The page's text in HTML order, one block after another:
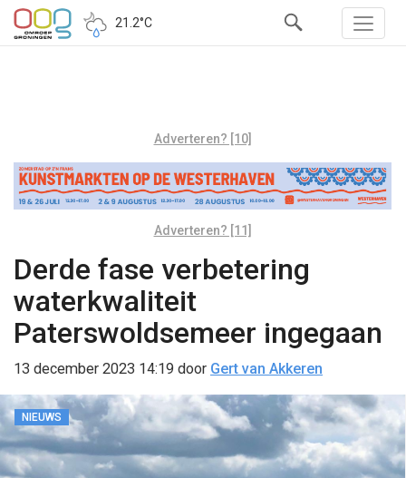
21.2°C
Adverteren? [10]
Adverteren? [11]
Derde fase verbetering
waterkwaliteit
Paterswoldsemeer ingegaan
13 december 2023 14:19 door Gert van Akkeren
NIEUWS